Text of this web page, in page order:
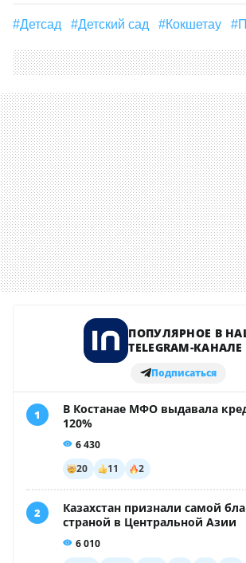
#детсад #Детский сад #Кокшетау